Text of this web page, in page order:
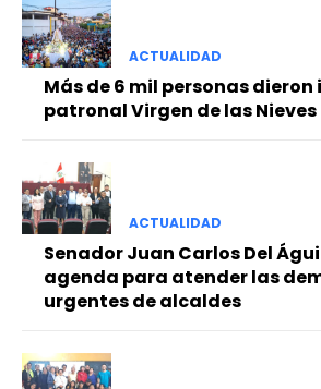
━ Planes
ACTUALIDAD
Más de 6 mil personas
patronal Virgen de las
ACTUALIDAD
Senador Juan Carlos Del
agenda para atender las
urgentes de alcaldes